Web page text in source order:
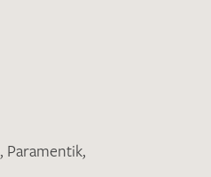
, Paramentik,